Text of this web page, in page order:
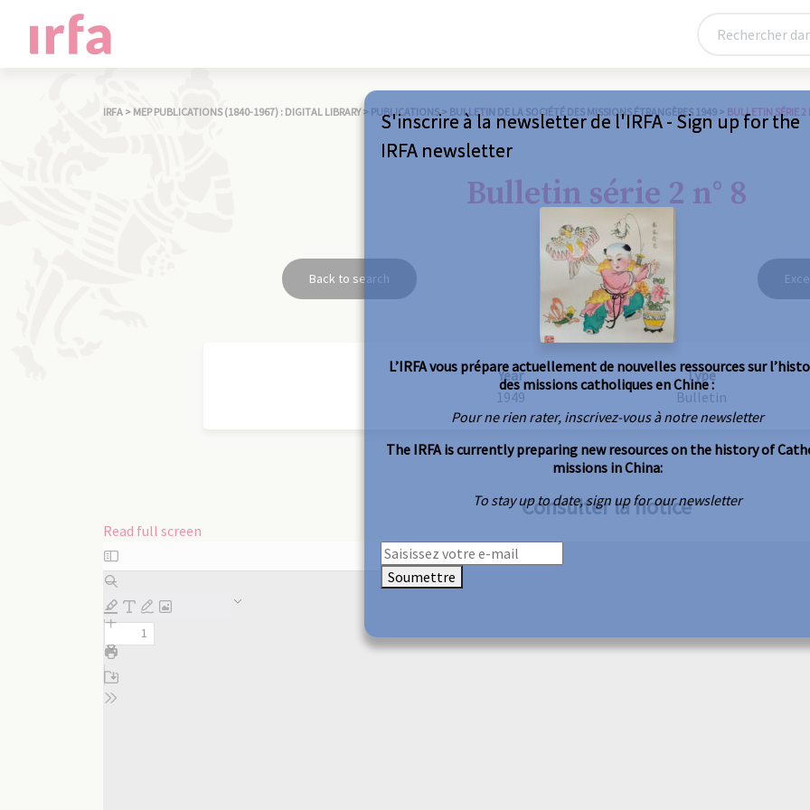
IRFA > MEP PUBLICATIONS (1840-1967) : DIGITAL LIBRARY > PUBLICATIONS > BULLETIN DE LA SOCIÉTÉ DES MISSIONS ÉTRANGÈRES 1949 > BULLETIN SÉRIE 2
Bulletin série 2 n° 8
Back to search
Year
1949
Type
Bulletin
Consulter la notice
Read full screen
Skip
to
PDF
content
S'inscrire à la newsletter de l'IRFA - Sign up for the
IRFA newsletter
L’IRFA vous prépare actuellement de nouvelles ressources sur
des missions catholiques en Chine :
Pour ne rien rater, inscrivez-vous à notre newsletter
The IRFA is currently preparing new resources on the history of
missions in China:
To stay up to date, sign up for our newsletter
Soumettre